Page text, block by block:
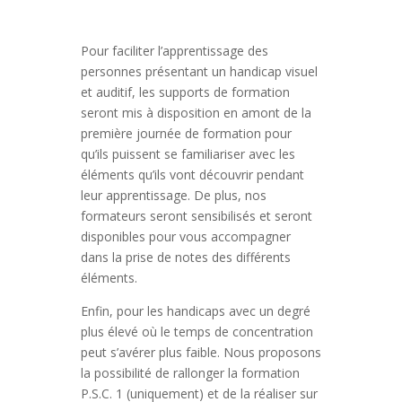
Pour faciliter l’apprentissage des
personnes présentant un handicap visuel
et auditif, les supports de formation
seront mis à disposition en amont de la
première journée de formation pour
qu’ils puissent se familiariser avec les
éléments qu’ils vont découvrir pendant
leur apprentissage. De plus, nos
formateurs seront sensibilisés et seront
disponibles pour vous accompagner
dans la prise de notes des différents
éléments.
Enfin, pour les handicaps avec un degré
plus élevé où le temps de concentration
peut s’avérer plus faible. Nous proposons
la possibilité de rallonger la formation
P.S.C. 1 (uniquement) et de la réaliser sur